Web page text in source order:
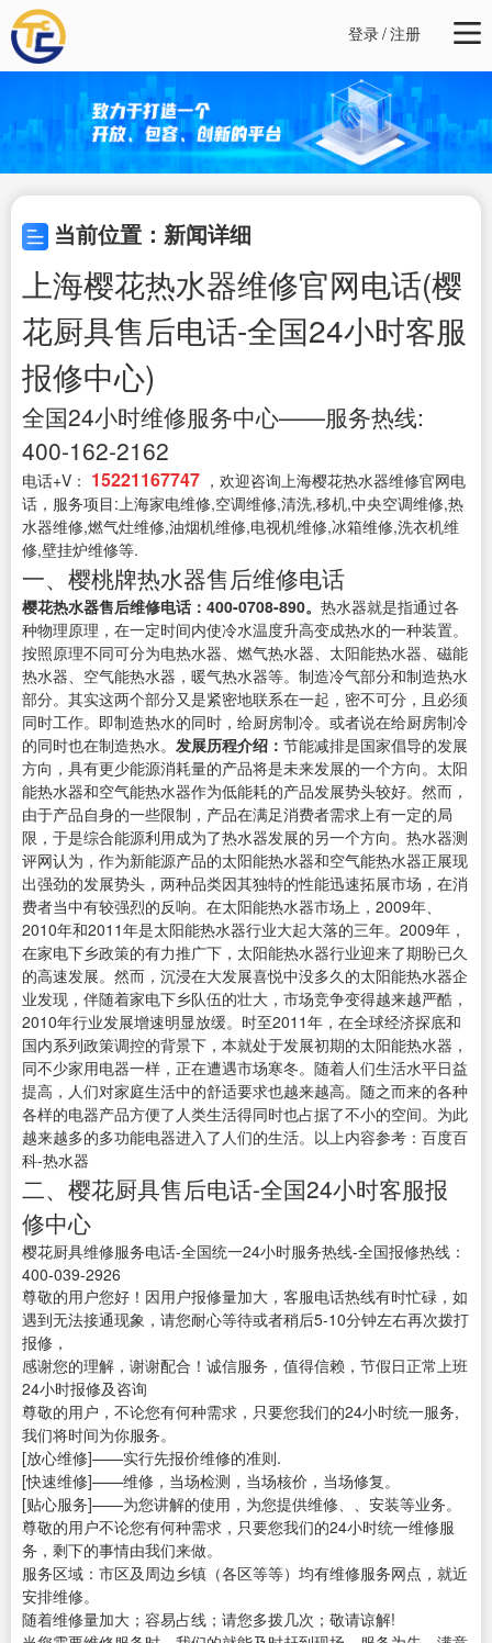
登录/注册
当前位置：新闻详细
上海樱花热水器维修官网电话(樱
花厨具售后电话-全国24小时客服
报修中心)
全国24小时维修服务中心——服务热线:
400-162-2162
电话+V： 15221167747 ，欢迎咨询上海樱花热水器维修官网电
话，服务项目:上海家电维修,空调维修,清洗,移机,中央空调维修,热
水器维修,燃气灶维修,油烟机维修,电视机维修,冰箱维修,洗衣机维
修,壁挂炉维修等.
一、樱桃牌热水器售后维修电话
樱花热水器售后维修电话：400-0708-890。 热水器就是指通过各
种物理原理，在一定时间内使冷水温度升高变成热水的一种装置。
按照原理不同可分为电热水器、燃气热水器、太阳能热水器、磁能
热水器、空气能热水器，暖气热水器等。制造冷气部分和制造热水
部分。其实这两个部分又是紧密地联系在一起，密不可分，且必须
同时工作。即制造热水的同时，给厨房制冷。或者说在给厨房制冷
的同时也在制造热水。 发展历程介绍： 节能减排是国家倡导的发展
方向，具有更少能源消耗量的产品将是未来发展的一个方向。太阳
能热水器和空气能热水器作为低能耗的产品发展势头较好。然而，
由于产品自身的一些限制，产品在满足消费者需求上有一定的局
限，于是综合能源利用成为了热水器发展的另一个方向。热水器测
评网认为，作为新能源产品的太阳能热水器和空气能热水器正展现
出强劲的发展势头，两种品类因其独特的性能迅速拓展市场，在消
费者当中有较强烈的反响。在太阳能热水器市场上，2009年、
2010年和2011年是太阳能热水器行业大起大落的三年。2009年，
在家电下乡政策的有力推广下，太阳能热水器行业迎来了期盼已久
的高速发展。然而，沉浸在大发展喜悦中没多久的太阳能热水器企
业发现，伴随着家电下乡队伍的壮大，市场竞争变得越来越严酷，
2010年行业发展增速明显放缓。时至2011年，在全球经济探底和
国内系列政策调控的背景下，本就处于发展初期的太阳能热水器，
同不少家用电器一样，正在遭遇市场寒冬。随着人们生活水平日益
提高，人们对家庭生活中的舒适要求也越来越高。随之而来的各种
各样的电器产品方便了人类生活得同时也占据了不小的空间。为此
越来越多的多功能电器进入了人们的生活。以上内容参考：百度百
科-热水器
二、樱花厨具售后电话-全国24小时客服报
修中心
樱花厨具维修服务电话-全国统一24小时服务热线-全国报修热线：
400-039-2926
尊敬的用户您好！因用户报修量加大，客服电话热线有时忙碌，如
遇到无法接通现象，请您耐心等待或者稍后5-10分钟左右再次拨打
报修，
感谢您的理解，谢谢配合！诚信服务，值得信赖，节假日正常上班
24小时报修及咨询
尊敬的用户，不论您有何种需求，只要您我们的24小时统一服务,
我们将时间为你服务。
[放心维修]——实行先报价维修的准则.
[快速维修]——维修，当场检测，当场核价，当场修复。
[贴心服务]——为您讲解的使用，为您提供维修、、安装等业务。
尊敬的用户不论您有何种需求，只要您我们的24小时统一维修服
务，剩下的事情由我们来做。
服务区域：市区及周边乡镇（各区等等）均有维修服务网点，就近
安排维修。
随着维修量加大；容易占线；请您多拨几次；敬请谅解!